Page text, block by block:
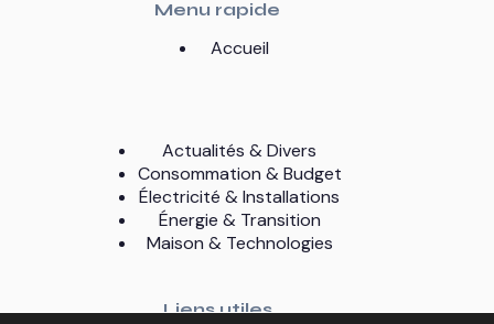
Menu rapide
Accueil
Actualités & Divers
Consommation & Budget
Électricité & Installations
Énergie & Transition
Maison & Technologies
Liens utiles